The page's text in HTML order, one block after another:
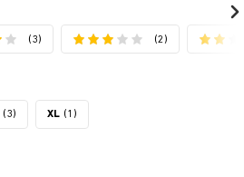
(3) (2)
(3) XL (1)